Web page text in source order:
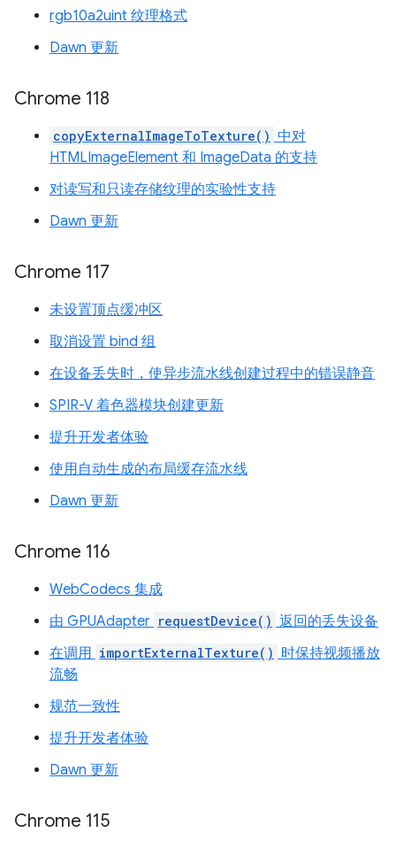
rgb10a2uint 纹理格式
Dawn 更新
Chrome 118
copyExternalImageToTexture() 中对
HTMLImageElement 和 ImageData 的支持
对读写和只读存储纹理的实验性支持
Dawn 更新
Chrome 117
未设置顶点缓冲区
取消设置 bind 组
在设备丢失时，使异步流水线创建过程中的错误静音
SPIR-V 着色器模块创建更新
提升开发者体验
使用自动生成的布局缓存流水线
Dawn 更新
Chrome 116
WebCodecs 集成
由 GPUAdapter requestDevice() 返回的丢失设备
在调用 importExternalTexture() 时保持视频播放
流畅
规范一致性
提升开发者体验
Dawn 更新
Chrome 115